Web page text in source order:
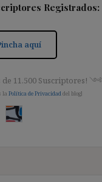
Registrados:
aquí
de 11.500 Suscriptores! ༺
la Política de Privacidad del blog]